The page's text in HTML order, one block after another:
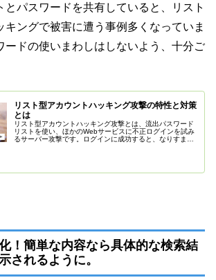
とパスワードを共有していると、リスト
キングで被害に遭う事例多くなっていま
ードの使いまわしはしないよう、十分ご
リスト型アカウントハッキング攻撃の特性と対策
とは
リスト型アカウントハッキング攻撃とは、流出パスワード
リストを使い、ほかのWebサービスに不正ログインを試み
るサーバー攻撃です。ログインに成功すると、なりすまし
！簡単な内容なら具体的な検索結
されるように。